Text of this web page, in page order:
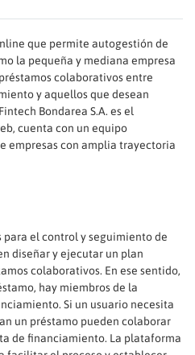
que permite autogestión de
la pequeña y mediana empresa
colaborativos entre
y aquellos que desean
Bondarea S.A. es el
cuenta con un equipo
empresas con amplia trayectoria
el control y seguimiento de
diseñar y ejecutar un plan
colaborativos. En ese sentido,
hay miembros de la
Si un usuario necesita
un préstamo pueden colaborar
de financiamiento. La plataforma